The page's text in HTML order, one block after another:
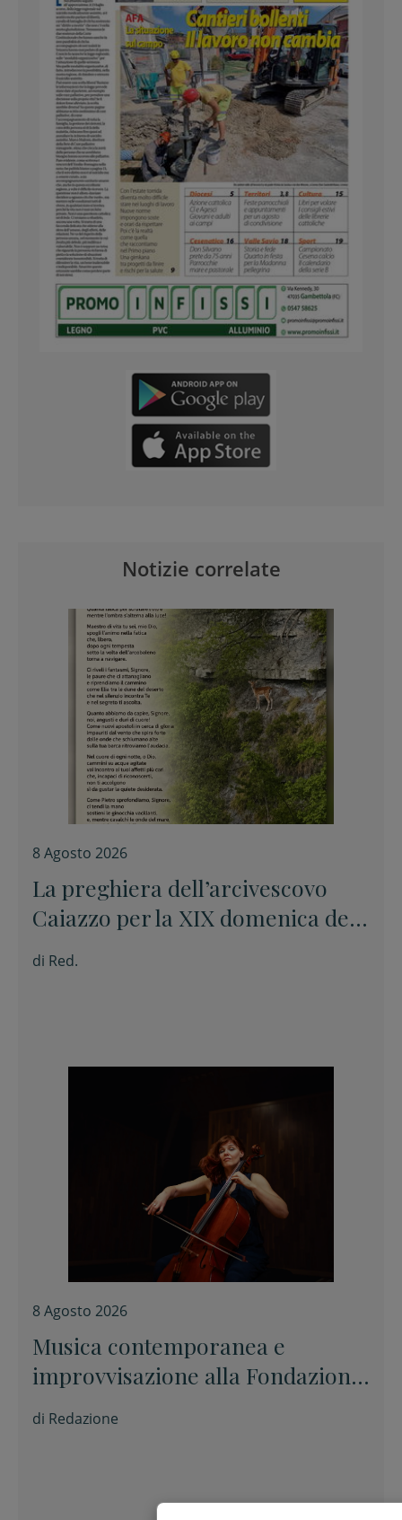
Notizie correlate
8 Agosto 2026
La preghiera dell’arcivescovo
Caiazzo per la XIX domenica del
Tempo ordinario
di Red.
8 Agosto 2026
Musica contemporanea e
improvvisazione alla Fondazione
Tito Balestra di Longiano
di Redazione